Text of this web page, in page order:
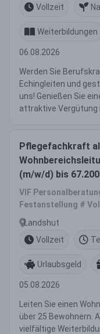
Vollzeit
Weiterbildungen
06.08.2026
Werden Sie
Echingleiten und
uns! Genießen Sie
attraktive Vergütung
Pflegefachkraft
(m/w/d) bis
Landshut
VIF
Festanstellung #
Landshut
Vollzeit
Urlaubsgeld
05.08.2026
Leiten Sie einen
über 25 Bewohnern.
vielfältige